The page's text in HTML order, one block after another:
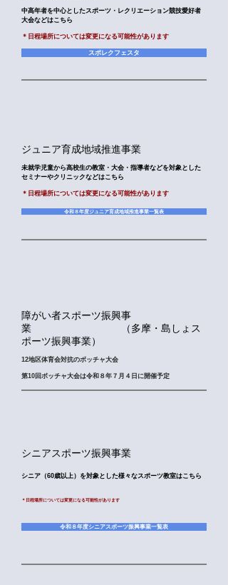
中高年者を中心としたスポーツ・レクリエーション競技愛好者
大会などはこちら
​＊日程場所については変更になる可能性があります
スポレクフェスタ
​ジュニア育成地域推進事業
未就学児童から高校生の教室・大会・指導者などを対象とした
セミナーやクリニックなどはこちら
​＊日程場所については変更になる可能性があります
令和８年度ジュニア育成地域推進事業一覧表
​障がい者スポーツ振興事
業 （多摩・島しょス
ポーツ振興事業）
12地区体育会対抗のボッチャ大会​
第10回ボッチャ大会は令和８年７月４ 日に開催予定
​シニアスポーツ振興事業
シニア（60歳以上）を対象とした様々なスポーツ教室はこちら
​＊日程場所については変更になる可能性があります
令和８年度シニアスポーツ振興事業一覧表